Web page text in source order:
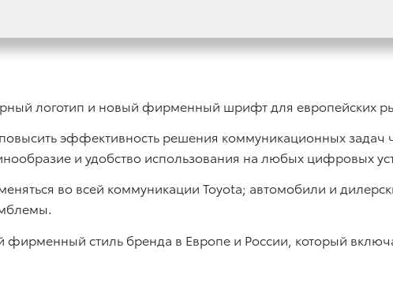
логотип и новый фирменный шрифт для европейских
эффективность решения коммуникационных задач
и удобство использования на любых цифровых
во всей коммуникации Toyota; автомобили и
стиль бренда в Европе и России, который